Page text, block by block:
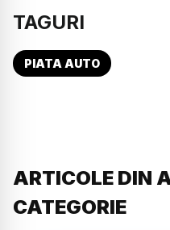
TAGURI
PIATA AUTO
ARTICOLE DIN
CATEGORIE